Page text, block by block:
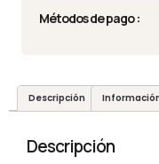
Métodos de pago :
Descripción
Descripción